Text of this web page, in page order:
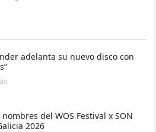
adelanta su nuevo disco con
del WOS Festival x SON
2026